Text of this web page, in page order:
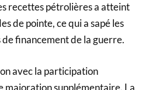
recettes pétrolières a atteint
de pointe, ce qui a sapé les
financement de la guerre.
avec la participation
majoration supplémentaire. La